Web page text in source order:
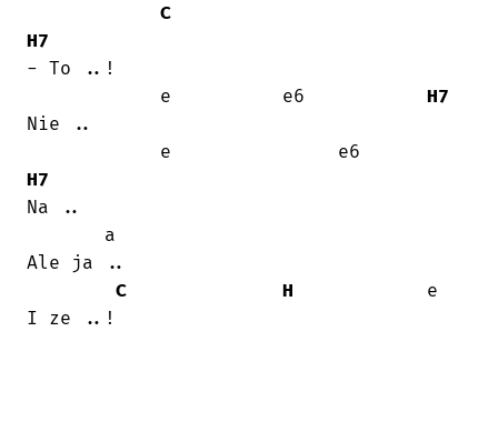
C
H7
- To ..!
            e          e6
H7
Nie ..
H7
Na ..
Ale ja ..
C
H
            e
I ze ..!